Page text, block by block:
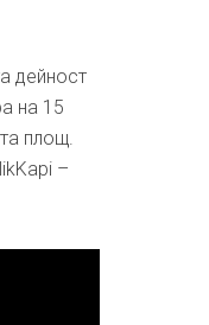
дейност
на 15
площ.
–